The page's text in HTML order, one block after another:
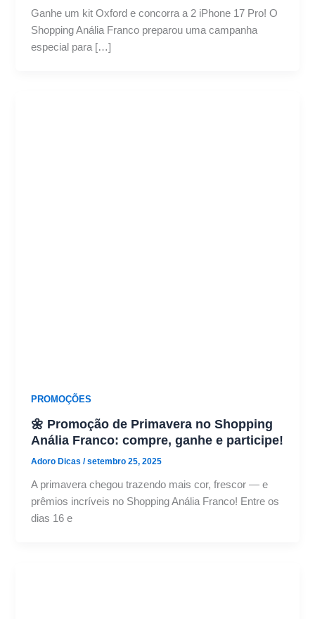
Ganhe um kit Oxford e concorra a 2 iPhone 17 Pro! O
Shopping Anália Franco preparou uma campanha
especial para […]
PROMOÇÕES
🌼 Promoção de Primavera no Shopping
Anália Franco: compre, ganhe e participe!
Adoro Dicas/setembro 25, 2025
A primavera chegou trazendo mais cor, frescor — e
prêmios incríveis no Shopping Anália Franco! Entre os
dias 16 e